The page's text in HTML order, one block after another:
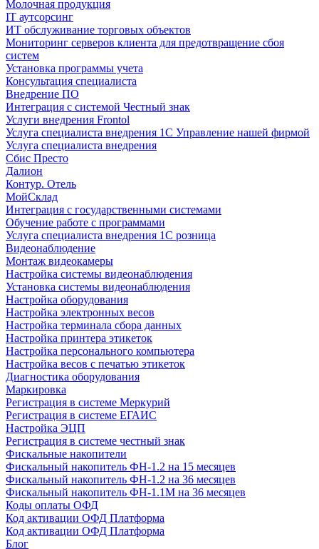
Молочная продукция
IT аутсорсинг
ИТ обслуживание торговых объектов
Мониторинг серверов клиента для предотвращение сбоя
систем
Установка программы учета
Консультация специалиста
Внедрение ПО
Интеграция с системой Честный знак
Услуги внедрения Frontol
Услуга специалиста внедрения 1С Управление нашей фирмой
Услуга специалиста внедрения
Сбис Престо
Далион
Контур. Отель
МойСклад
Интеграция с государственными системами
Обучение работе с программами
Услуга специалиста внедрения 1С розница
Видеонаблюдение
Монтаж видеокамеры
Настройка системы видеонаблюдения
Установка системы видеонаблюдения
Настройка оборудования
Настройка электронных весов
Настройка терминала сбора данных
Настройка принтера этикеток
Настройка персонального компьютера
Настройка весов с печатью этикеток
Диагностика оборудования
Маркировка
Регистрация в системе Меркурий
Регистрация в системе ЕГАИС
Настройка ЭЦП
Регистрация в системе честный знак
Фискальные накопители
Фискальный накопитель ФН-1.2 на 15 месяцев
Фискальный накопитель ФН-1.2 на 36 месяцев
Фискальный накопитель ФН-1.1М на 36 месяцев
Коды оплаты ОФД
Код активации ОФД Платформа
Код активации ОФД Платформа
Блог